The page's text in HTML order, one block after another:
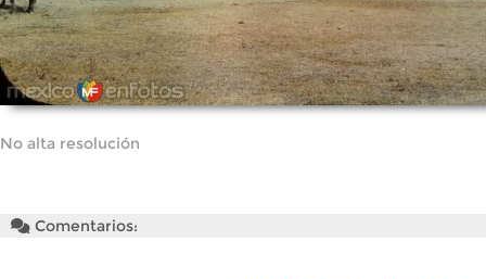
No alta resolución
Comentarios: